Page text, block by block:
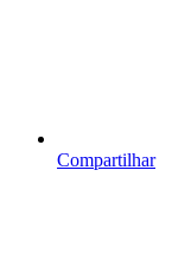
Compartilhar